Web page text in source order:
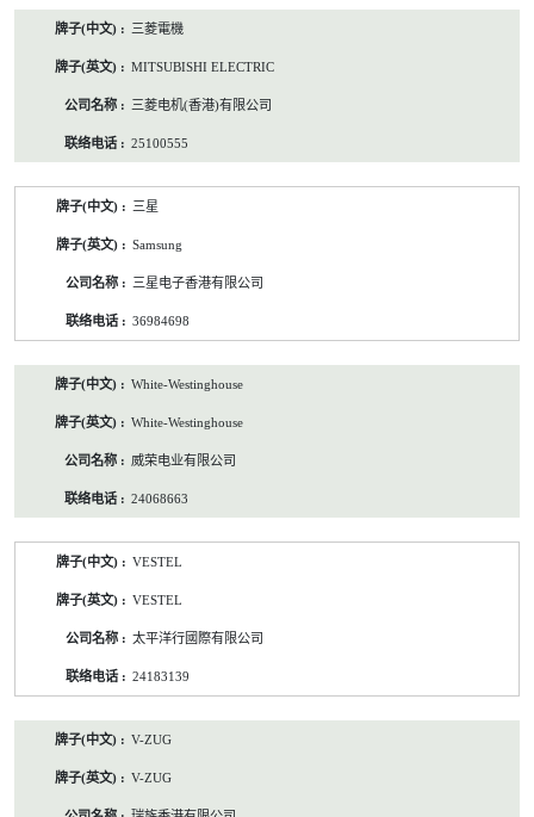
三菱電機
MITSUBISHI ELECTRIC
三菱电机(香港)有限公司
25100555
三星
Samsung
三星电子香港有限公司
36984698
White-Westinghouse
White-Westinghouse
威荣电业有限公司
24068663
VESTEL
VESTEL
太平洋行國際有限公司
24183139
V-ZUG
V-ZUG